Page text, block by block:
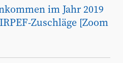
im Jahr 2019
Zuschläge [Zoom